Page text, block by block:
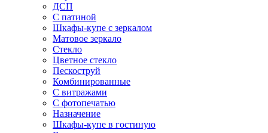
ДСП
С патиной
Шкафы-купе с зеркалом
Матовое зеркало
Стекло
Цветное стекло
Пескоструй
Комбинированные
С витражами
С фотопечатью
Назначение
Шкафы-купе в гостиную